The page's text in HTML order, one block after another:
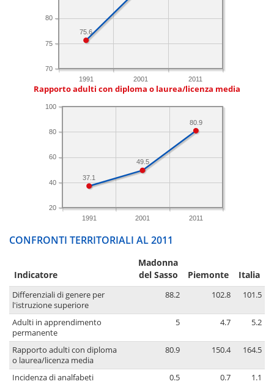
1991 2001 2011
70
75
80
75.6
Rapporto adulti con diploma o laurea/licenza media
1991 2001 2011
20
40
60
80
100
80.9
49.5
37.1
CONFRONTI TERRITORIALI AL 2011
Indicatore
Madonna
del Sasso
Piemonte Italia
Differenziali di genere per
l'istruzione superiore
88.2 102.8 101.5
Adulti in apprendimento
permanente
5 4.7 5.2
Rapporto adulti con diploma
o laurea/licenza media
80.9 150.4 164.5
Incidenza di analfabeti 0.5 0.7
1.1